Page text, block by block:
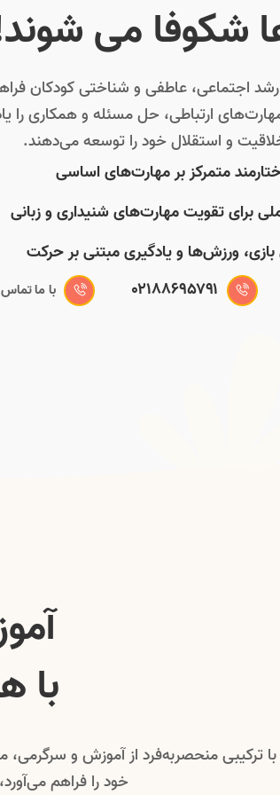
شکوفا می
اجتماعی، عاطفی و شناختی کودکان
ارتباطی، حل مسئله و همکاری را
و استقلال خود را توسعه می‌دهند.
متمرکز بر مهارت‌های اساسی
برای تقویت مهارت‌های شنیداری و زبانی
بازی، ورزش‌ها و یادگیری مبتنی بر حرکت
۰۲۱۸۸۶۹۵۷۹۱ با ما
با
با ترکیبی منحصربه‌فرد از آموزش و
خود را فراهم